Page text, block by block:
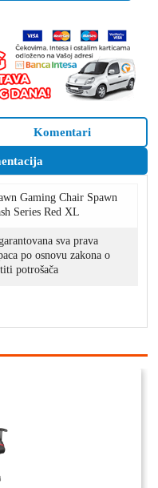
Komentari
Gaming Chair Spawn
Series Red XL
sva prava
po osnovu zakona o
potrošača